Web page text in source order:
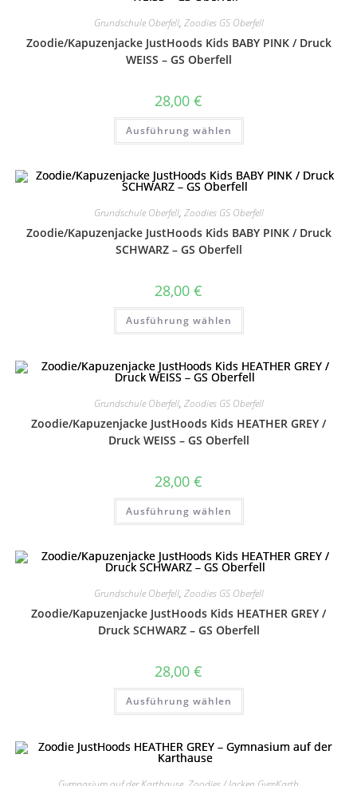
können
auf
der
Grundschule Oberfell, Zoodies GS Oberfell
Zoodie/Kapuzenjacke JustHoods Kids BABY PINK / Druck
WEISS – GS Oberfell
28,00 €
Ausführung wählen
Dieses
weist
auf.
Die
können
auf
der
Grundschule Oberfell, Zoodies GS Oberfell
Zoodie/Kapuzenjacke JustHoods Kids BABY PINK / Druck
SCHWARZ – GS Oberfell
28,00 €
Ausführung wählen
Dieses
weist
auf.
Die
können
auf
der
Produktseite
gewählt
Grundschule Oberfell, Zoodies GS Oberfell
Zoodie/Kapuzenjacke JustHoods Kids HEATHER GREY /
Druck WEISS – GS Oberfell
28,00 €
Ausführung wählen
Dieses
weist
auf.
Die
können
auf
der
Produktseite
gewählt
Grundschule Oberfell, Zoodies GS Oberfell
Zoodie/Kapuzenjacke JustHoods Kids HEATHER GREY /
Druck SCHWARZ – GS Oberfell
28,00 €
Ausführung wählen
Dieses
weist
auf.
können